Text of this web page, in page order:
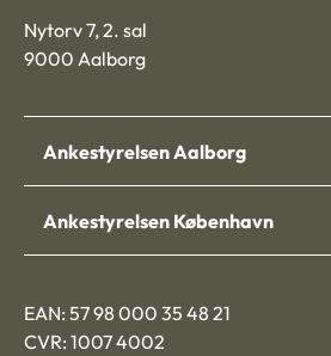
Nytorv 7, 2. sal
9000 Aalborg
Ankestyrelsen Aalborg
Ankestyrelsen København
EAN: 57 98 000 35 48 21
CVR: 1007 4002